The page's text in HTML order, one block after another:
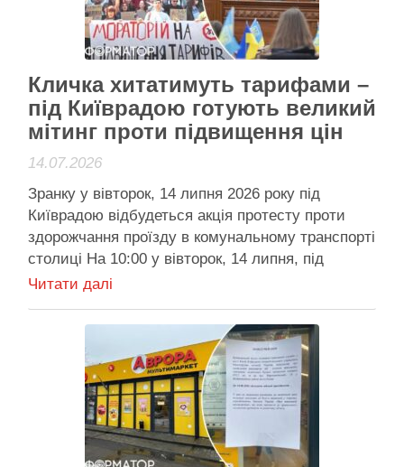
Активісти району
Кличка хитатимуть тарифами –
під Київрадою готують великий
мітинг проти підвищення цін
14.07.2026
Зранку у вівторок, 14 липня 2026 року під
Київрадою відбудеться акція протесту проти
здорожчання проїзду в комунальному транспорті
столиці На 10:00 у вівторок, 14 липня, під
Київрадою збирають великий мітинг протесту
вівторок, 14 липня 2026 року під Київрадою
відбудеться акція протесту проти здорожчання
Читати далі
Активісти району